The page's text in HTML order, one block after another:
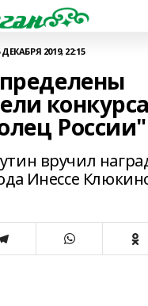
ДЕКАБРЯ 2019, 22:15
конкурса
России"
вручил
Инессе